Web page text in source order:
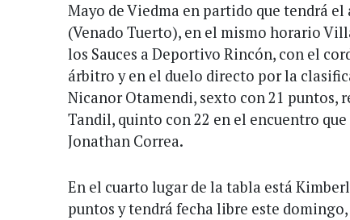
Mayo de Viedma en partido que tendrá
(Venado Tuerto), en el mismo horario
los Sauces a Deportivo Rincón, con el
árbitro y en el duelo directo por la
Nicanor Otamendi, sexto con 21 puntos,
Tandil, quinto con 22 en el encuentro
Jonathan Correa.
En el cuarto lugar de la tabla está
puntos y tendrá fecha libre este